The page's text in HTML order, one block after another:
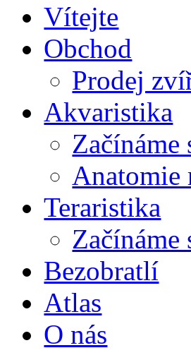
Vítejte
Obchod
Prodej
Akvaristika
Anatomie
Teraristika
Začínáme
Bezobratlí
Atlas
O nás